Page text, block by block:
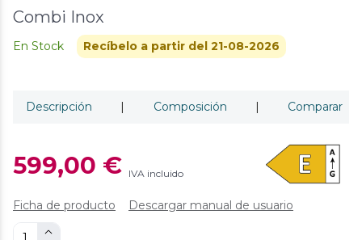
Combi Inox
En Stock Recíbelo a partir del 21-08-2026
Descripción | Composición | Comparar
599,00 € IVA incluido
Ficha de producto Descargar manual de usuario